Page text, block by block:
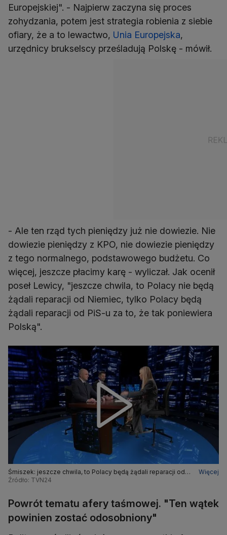
Europejskiej". - Najpierw zaczyna się proces
zohydzania, potem jest strategia robienia z siebie
ofiary, że a to lewactwo, Unia Europejska,
urzędnicy brukselscy prześladują Polskę - mówił.
- Ale ten rząd tych pieniędzy już nie dowiezie. Nie
dowiezie pieniędzy z KPO, nie dowiezie pieniędzy
z tego normalnego, podstawowego budżetu. Co
więcej, jeszcze płacimy karę - wyliczał. Jak ocenił
poseł Lewicy, "jeszcze chwila, to Polacy nie będą
żądali reparacji od Niemiec, tylko Polacy będą
żądali reparacji od PiS-u za to, że tak poniewiera
Polską".
Śmiszek: jeszcze chwila, to Polacy będą żądali reparacji od
PiS-u, że tak poniewiera Polską
Więcej
Źródło: TVN24
Powrót tematu afery taśmowej. "Ten wątek
powinien zostać odosobniony"